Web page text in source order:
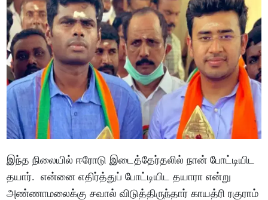
இந்த நிலையில் ஈரோடு இடைத்தேர்தலில் நான் போட்டியிட
தயார். என்னை எதிர்த்துப் போட்டியிட தயாரா என்று
அண்ணாமலைக்கு சவால் விடுத்திருந்தார் காயத்ரி ரகுராம்